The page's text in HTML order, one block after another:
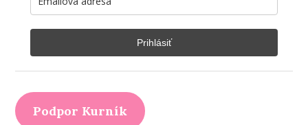
Prihlásiť
Podpor Kurník